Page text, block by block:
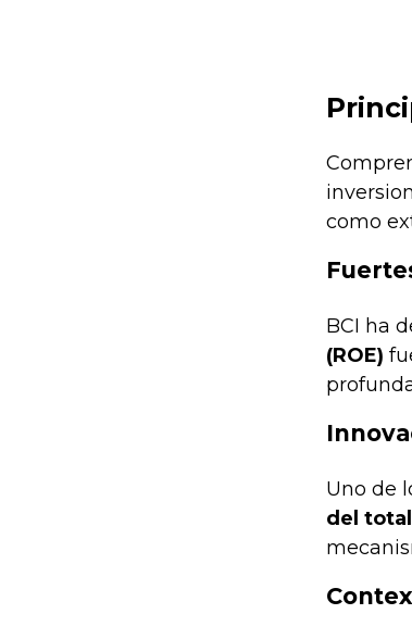
como
BCI ha
(ROE)
Uno de
del